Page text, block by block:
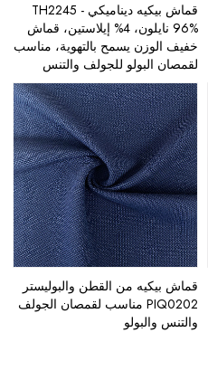
قماش بيكيه ديناميكي TH2245 -
96% نايلون، 4% إيلاستين، قماش
خفيف الوزن يسمح بالتهوية، مناسب
لقمصان البولو للجولف والتنس
قماش بيكيه من القطن والبوليستر
PIQ0202 مناسب لقمصان الجولف
والتنس والبولو